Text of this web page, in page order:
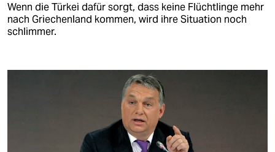
Wenn die Türkei dafür sorgt, dass keine Flüchtlinge mehr
nach Griechenland kommen, wird ihre Situation noch
schlimmer.